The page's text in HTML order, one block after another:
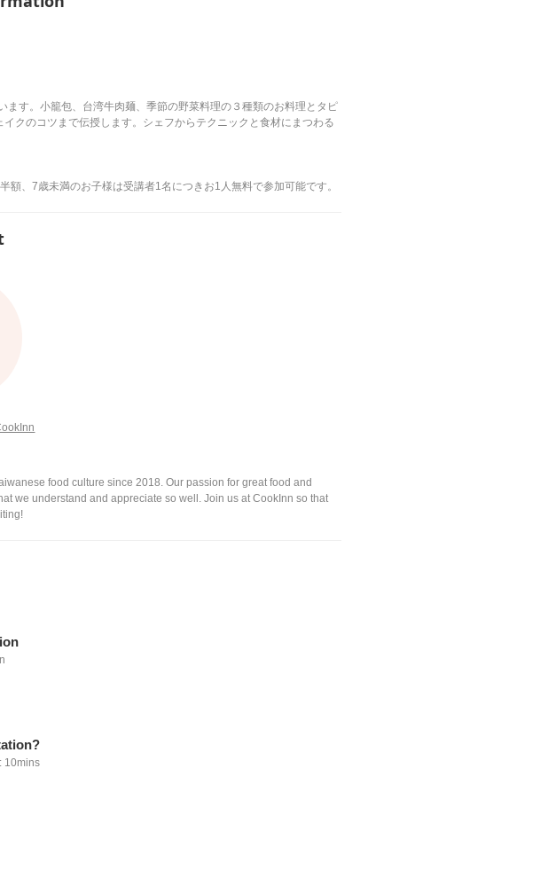
す。小籠包、台湾牛肉麺、季節の野菜料理の３種類のお料理とタピ
クのコツまで伝授します。シェフからテクニックと食材にまつわる
、7歳未満のお子様は受講者1名につきお1人無料で参加可能です。
food culture since 2018. Our passion for great food and
we understand and appreciate so well. Join us at CookInn so that
10mins